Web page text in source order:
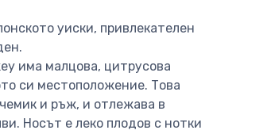
уиски, привлекателен
има малцова, цитрусова
си местоположение. Това
и ръж, и отлежава в
Носът е леко плодов с нотки